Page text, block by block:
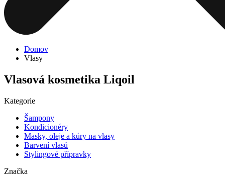
Domov
Vlasy
Vlasová kosmetika Liqoil
Kategorie
Šampony
Kondicionéry
Masky, oleje a kúry na vlasy
Barvení vlasů
Stylingové přípravky
Značka